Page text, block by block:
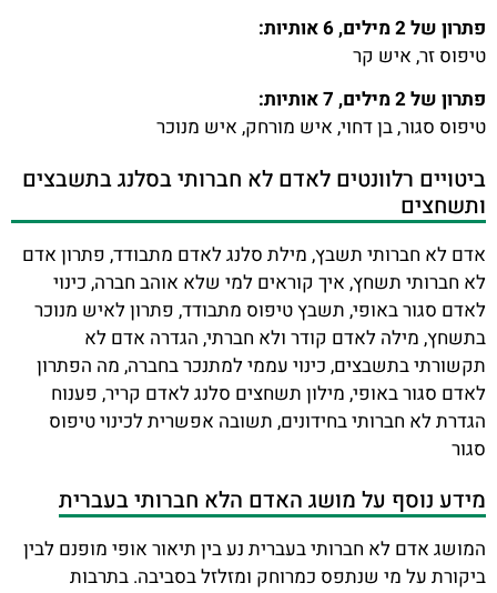
פתרון של 2 מילים, 6 אותיות:
טיפוס זר, איש קר
פתרון של 2 מילים, 7 אותיות:
טיפוס סגור, בן דחוי, איש מורחק, איש מנוכר
ביטויים רלוונטים לאדם לא חברותי בסלנג בתשבצים
ותשחצים
אדם לא חברותי תשבץ, מילת סלנג לאדם מתבודד, פתרון אדם
לא חברותי תשחץ, איך קוראים למי שלא אוהב חברה, כינוי
לאדם סגור באופי, תשבץ טיפוס מתבודד, פתרון לאיש מנוכר
בתשחץ, מילה לאדם קודר ולא חברתי, הגדרה אדם לא
תקשורתי בתשבצים, כינוי עממי למתנכר בחברה, מה הפתרון
לאדם סגור באופי, מילון תשחצים סלנג לאדם קריר, פענוח
הגדרת לא חברותי בחידונים, תשובה אפשרית לכינוי טיפוס
סגור
מידע נוסף על מושג האדם הלא חברותי בעברית
המושג אדם לא חברותי בעברית נע בין תיאור אופי מופנם לבין
ביקורת על מי שנתפס כמרוחק ומזלזל בסביבה. בתרבות